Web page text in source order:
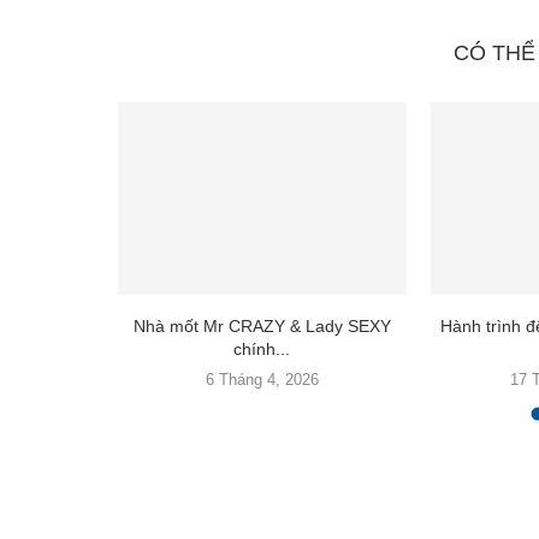
CÓ
Nhà mốt Mr CRAZY & Lady SEXY
chính...
6 Tháng 4, 2026
Hành trình
17